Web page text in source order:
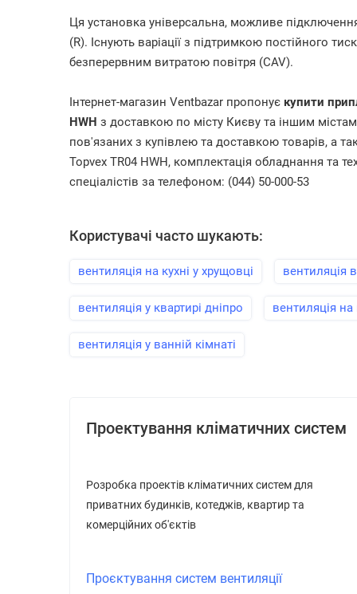
Ця установка універсальна, можливе
(R). Існують варіації з підтримкою постійного
безперервним витратою повітря (CAV).
Інтернет-магазин Ventbazar пропонує купити
HWH з доставкою по місту Києву та іншим містам
пов'язаних з купівлею та доставкою товарів, а
Topvex TR04 HWH, комплектація обладнання та
спеціалістів за телефоном: (044) 50-000-53
Користувачі часто шукають:
вентиляція на кухні у хрущовці вентиляція
вентиляція у квартирі дніпро вентиляція
вентиляція у ванній кімнаті
Проектування кліматичних систем
Розробка проектів кліматичних систем для
приватних будинків, котеджів, квартир та
комерційних об'єктів
Проєктування систем вентиляції